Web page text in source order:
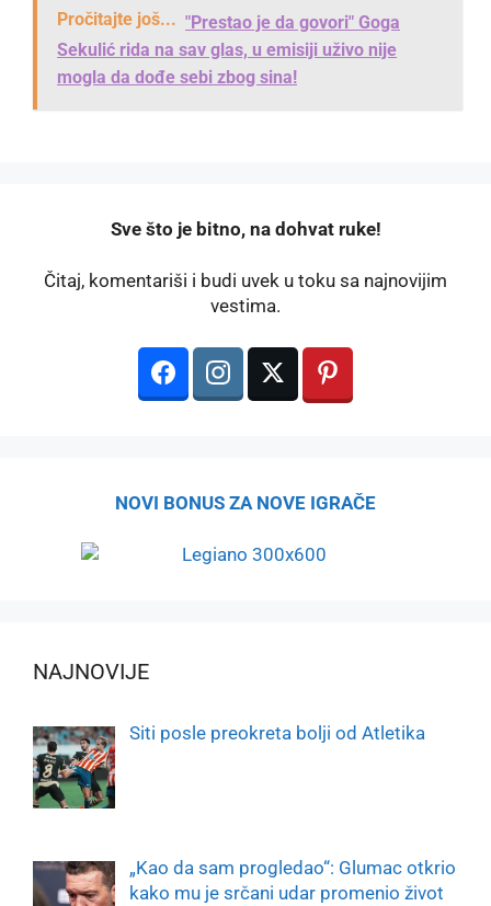
Pročitajte još... "Prestao je da govori" Goga
Sekulić rida na sav glas, u emisiji uživo nije
mogla da dođe sebi zbog sina!
️Sve što je bitno, na dohvat ruke!
Čitaj, komentariši i budi uvek u toku sa najnovijim
vestima.
NOVI BONUS ZA NOVE IGRAČE
NAJNOVIJE
Siti posle preokreta bolji od Atletika
„Kao da sam progledao“: Glumac otkrio
kako mu je srčani udar promenio život